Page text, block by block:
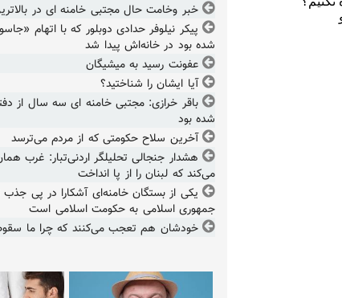
خبر وخامت حال مجتبی خامنه ای در
پیکر نیلوفر حدادی دوبلور که با اتهام
شده بود در خانه‌اش پیدا شد
عفونت رسید به میشیگان
آیا ایشان را شناختید؟
باقر خرازی: مجتبی خامنه ای سه سال از
شده بود
آخرین سلاح حکومتی که از مردم می‌ترسد
هشدار جنجالی تحلیلگر اردنی‌تبار: غرب
می‌کند که لبنان را از پا انداخت
یکی از بستگان خامنه‌ای آشکارا در پی جذب
جمهوری اسلامی به حکومت اسلامی است
خودشان هم تعجب می‌کنند که چرا ما سقوط